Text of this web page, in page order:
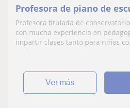
Profesora de piano de
Profesora titulada de
con mucha experiencia en
impartir clases tanto para niños
ver más